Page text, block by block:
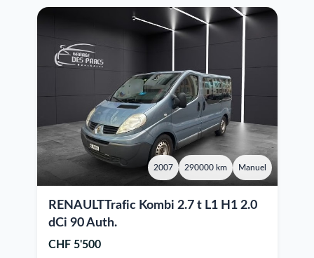
2007 290000 km Manuel
RENAULTTrafic Kombi 2.7 t L1 H1 2.0
dCi 90 Auth.
CHF 5'500